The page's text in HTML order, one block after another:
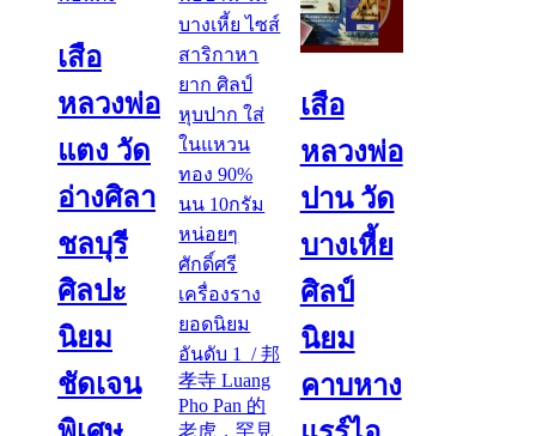
เสือ
หลวงพ่อ
แตง วัด
อ่างศิลา
ชลบุรี
ศิลปะ
นิยม
ชัดเจน
เสือ
หลวงพ่อ
ปาน วัด
บางเหี้ย
ศิลป์
นิยม
คาบหาง